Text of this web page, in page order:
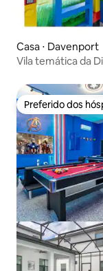
Casa ⋅ Davenport
Vila temática da
Preferido dos
Preferido dos